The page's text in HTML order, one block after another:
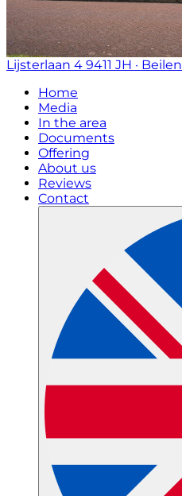
Lijsterlaan 4 9411 JH · Beilen
Home
Media
In the area
Documents
Offering
About us
Reviews
Contact